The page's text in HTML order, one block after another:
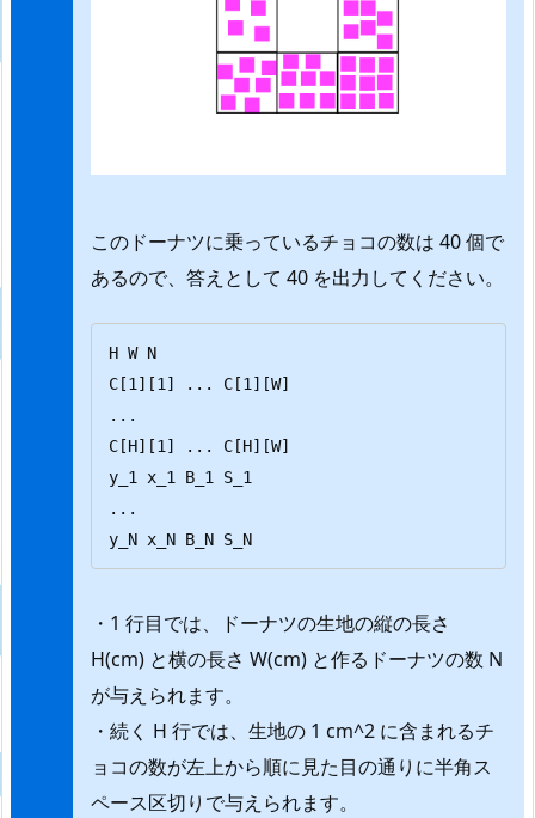
このドーナツに乗っているチョコの数は 40 個で
あるので、答えとして 40 を出力してください。
H W N
C[1][1] ... C[1][W]
...
C[H][1] ... C[H][W]
y_1 x_1 B_1 S_1
...
y_N x_N B_N S_N
・1 行目では、ドーナツの生地の縦の長さ
H(cm) と横の長さ W(cm) と作るドーナツの数 N
が与えられます。
・続く H 行では、生地の 1 cm^2 に含まれるチ
ョコの数が左上から順に見た目の通りに半角ス
ペース区切りで与えられます。